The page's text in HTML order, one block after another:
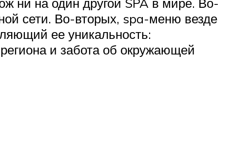
сети. Во-вторых, spa-меню везде
ее уникальность:
и забота об окружающей